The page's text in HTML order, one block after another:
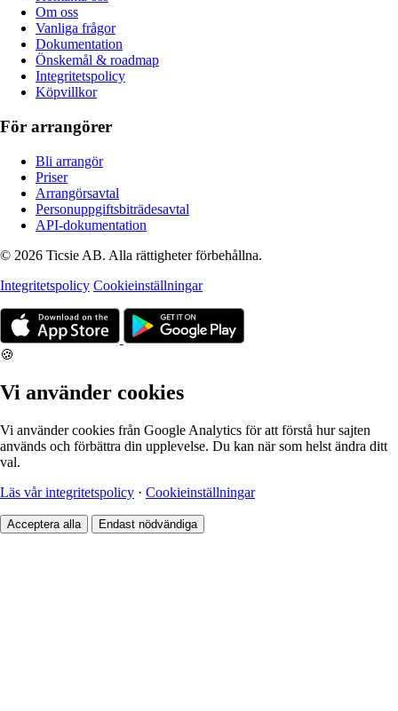
Om oss
Vanliga frågor
Dokumentation
Önskemål & roadmap
Integritetspolicy
Köpvillkor
För arrangörer
Bli arrangör
Priser
Arrangörsavtal
Personuppgiftsbiträdesavtal
API-dokumentation
© 2026 Ticsie AB. Alla rättigheter förbehållna.
Integritetspolicy Cookieinställningar
🍪
Vi använder cookies
Vi använder cookies från Google Analytics för att förstå hur sajten
används och förbättra din upplevelse. Du kan när som helst ändra ditt
val.
Läs vår integritetspolicy · Cookieinställningar
Acceptera alla Endast nödvändiga